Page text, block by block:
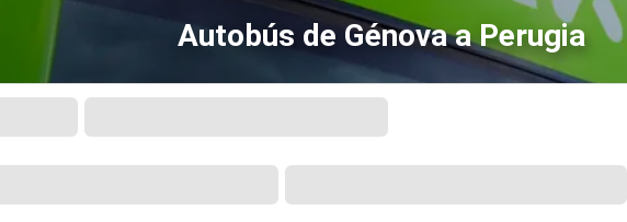
Autobús de Génova a Perugia